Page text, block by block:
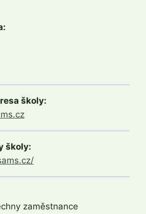
školy:
školy:
zaměstnance